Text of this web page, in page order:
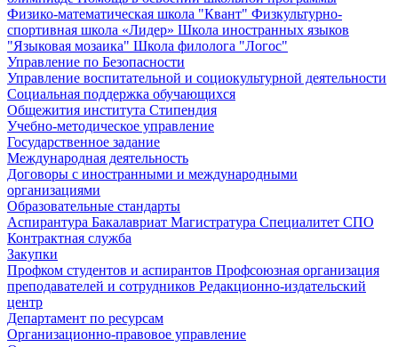
Физико-математическая школа "Квант" Физкультурно-
спортивная школа «Лидер» Школа иностранных языков
"Языковая мозаика" Школа филолога "Логос"
Управление по Безопасности
Управление воспитательной и социокультурной деятельности
Социальная поддержка обучающихся
Общежития института Стипендия
Учебно-методическое управление
Государственное задание
Международная деятельность
Договоры с иностранными и международными
организациями
Образовательные стандарты
Аспирантура Бакалавриат Магистратура Специалитет СПО
Контрактная служба
Закупки
Профком студентов и аспирантов Профсоюзная организация
преподавателей и сотрудников Редакционно-издательский
центр
Департамент по ресурсам
Организационно-правовое управление